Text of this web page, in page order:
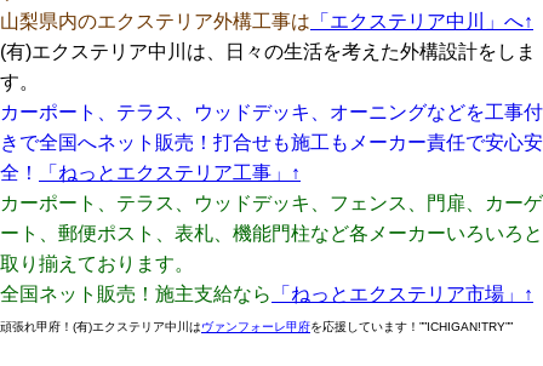
山梨県内のエクステリア外構工事は 「エクステリア中川」 へ↑
(有)エクステリア中川は、日々の生活を考えた外構設計をしま
す。
カーポート、テラス、ウッドデッキ、オーニングなどを工事付
きで全国へネット販売！打合せも施工もメーカー責任で安心安
全！
「ねっとエクステリア工事」
↑
カーポート、テラス、ウッドデッキ、フェンス、門扉、カーゲ
ート、郵便ポスト、表札、機能門柱など各メーカーいろいろと
取り揃えております。
全国ネット販売！施主支給なら
「ねっとエクステリア市場」 ↑
頑張れ甲府！(有)エクステリア中川はヴァンフォーレ甲府を応援しています！””ICHIGAN!TRY””